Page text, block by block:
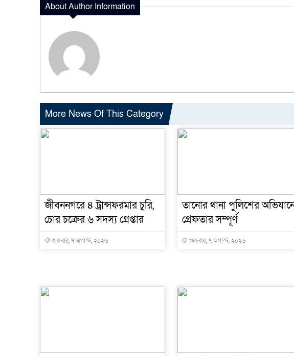
About Author Information
More News Of This Category
জীবননগরে ৪ ট্রান্সফরমার চুরি,
চোর চক্রের ৬ সদস্য গ্রেপ্তার
শুক্রবার, ৭ অগাস্ট, ২০২৬
তানোর থানা পুলিশের
গ্রেফতার সম্পূর্ণ
শুক্রবার, ৭ অগাস্ট, ২০২৬